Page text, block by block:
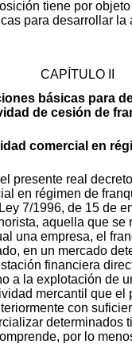
tiene por
para desarrollar la
CAPÍTULO II
básicas para
de cesión de
comercial en
presente real
en régimen de
7/1996, de 15 de
aquella que se
una empresa, el
en un mercado
financiera
a la explotación de
mercantil que el
con
determinados
por lo